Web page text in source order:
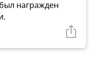
награжден